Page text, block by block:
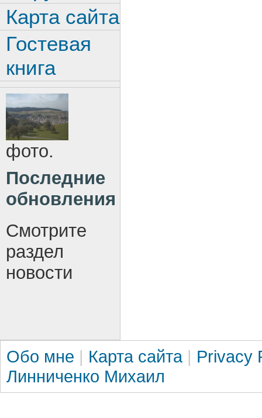
Карта сайта
Гостевая
книга
фото.
Последние
обновления
Смотрите
раздел
новости
Обо мне | Карта сайта | Privacy
Линниченко Михаил